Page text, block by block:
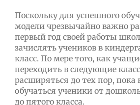
Поскольку для успешного
модели чрезвычайно важно
первый год своей работы
зачислять учеников в
класс. По мере того, как
переходить в следующие
расширяться до тех пор, пока
обучаться ученики от
до пятого класса.